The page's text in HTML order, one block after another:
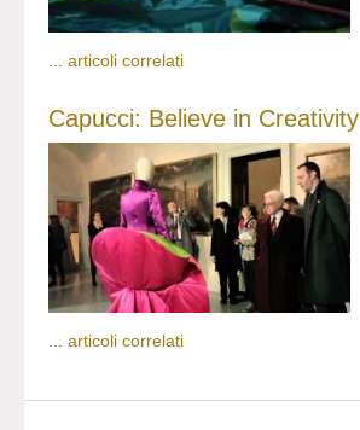
articoli correlati
Capucci: Believe in Creativity
articoli correlati